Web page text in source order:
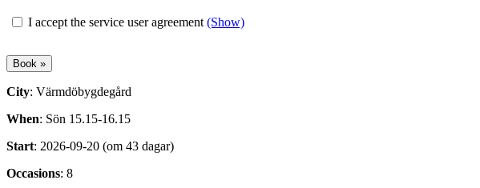
I accept the service user agreement (Show)
City: Värmdöbygdegård
When: Sön 15.15-16.15
Start: 2026-09-20 (om 43 dagar)
Occasions: 8